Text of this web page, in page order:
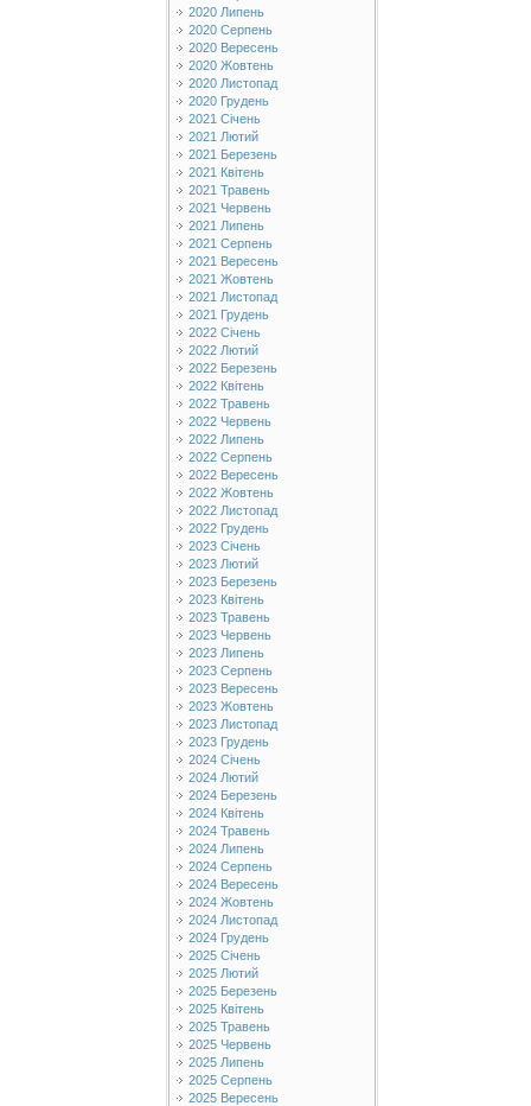
2020 Липень
2020 Серпень
2020 Вересень
2020 Жовтень
2020 Листопад
2020 Грудень
2021 Січень
2021 Лютий
2021 Березень
2021 Квітень
2021 Травень
2021 Червень
2021 Липень
2021 Серпень
2021 Вересень
2021 Жовтень
2021 Листопад
2021 Грудень
2022 Січень
2022 Лютий
2022 Березень
2022 Квітень
2022 Травень
2022 Червень
2022 Липень
2022 Серпень
2022 Вересень
2022 Жовтень
2022 Листопад
2022 Грудень
2023 Січень
2023 Лютий
2023 Березень
2023 Квітень
2023 Травень
2023 Червень
2023 Липень
2023 Серпень
2023 Вересень
2023 Жовтень
2023 Листопад
2023 Грудень
2024 Січень
2024 Лютий
2024 Березень
2024 Квітень
2024 Травень
2024 Липень
2024 Серпень
2024 Вересень
2024 Жовтень
2024 Листопад
2024 Грудень
2025 Січень
2025 Лютий
2025 Березень
2025 Квітень
2025 Травень
2025 Червень
2025 Липень
2025 Серпень
2025 Вересень